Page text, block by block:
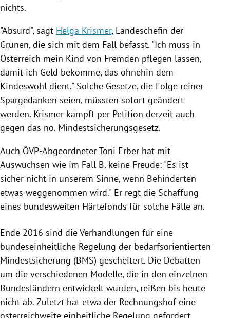
nichts.
"Absurd", sagt Helga Krismer, Landeschefin der
Grünen, die sich mit dem Fall befasst. "Ich muss in
Österreich mein Kind von Fremden pflegen lassen,
damit ich Geld bekomme, das ohnehin dem
Kindeswohl dient." Solche Gesetze, die Folge reiner
Spargedanken seien, müssten sofort geändert
werden. Krismer kämpft per Petition derzeit auch
gegen das nö. Mindestsicherungsgesetz.
Auch ÖVP-Abgeordneter Toni Erber hat mit
Auswüchsen wie im Fall B. keine Freude: "Es ist
sicher nicht in unserem Sinne, wenn Behinderten
etwas weggenommen wird." Er regt die Schaffung
eines bundesweiten Härtefonds für solche Fälle an.
Ende 2016 sind die Verhandlungen für eine
bundeseinheitliche Regelung der bedarfsorientierten
Mindestsicherung (BMS) gescheitert. Die Debatten
um die verschiedenen Modelle, die in den einzelnen
Bundesländern entwickelt wurden, reißen bis heute
nicht ab. Zuletzt hat etwa der Rechnungshof eine
österreichweite einheitliche Regelung gefordert.